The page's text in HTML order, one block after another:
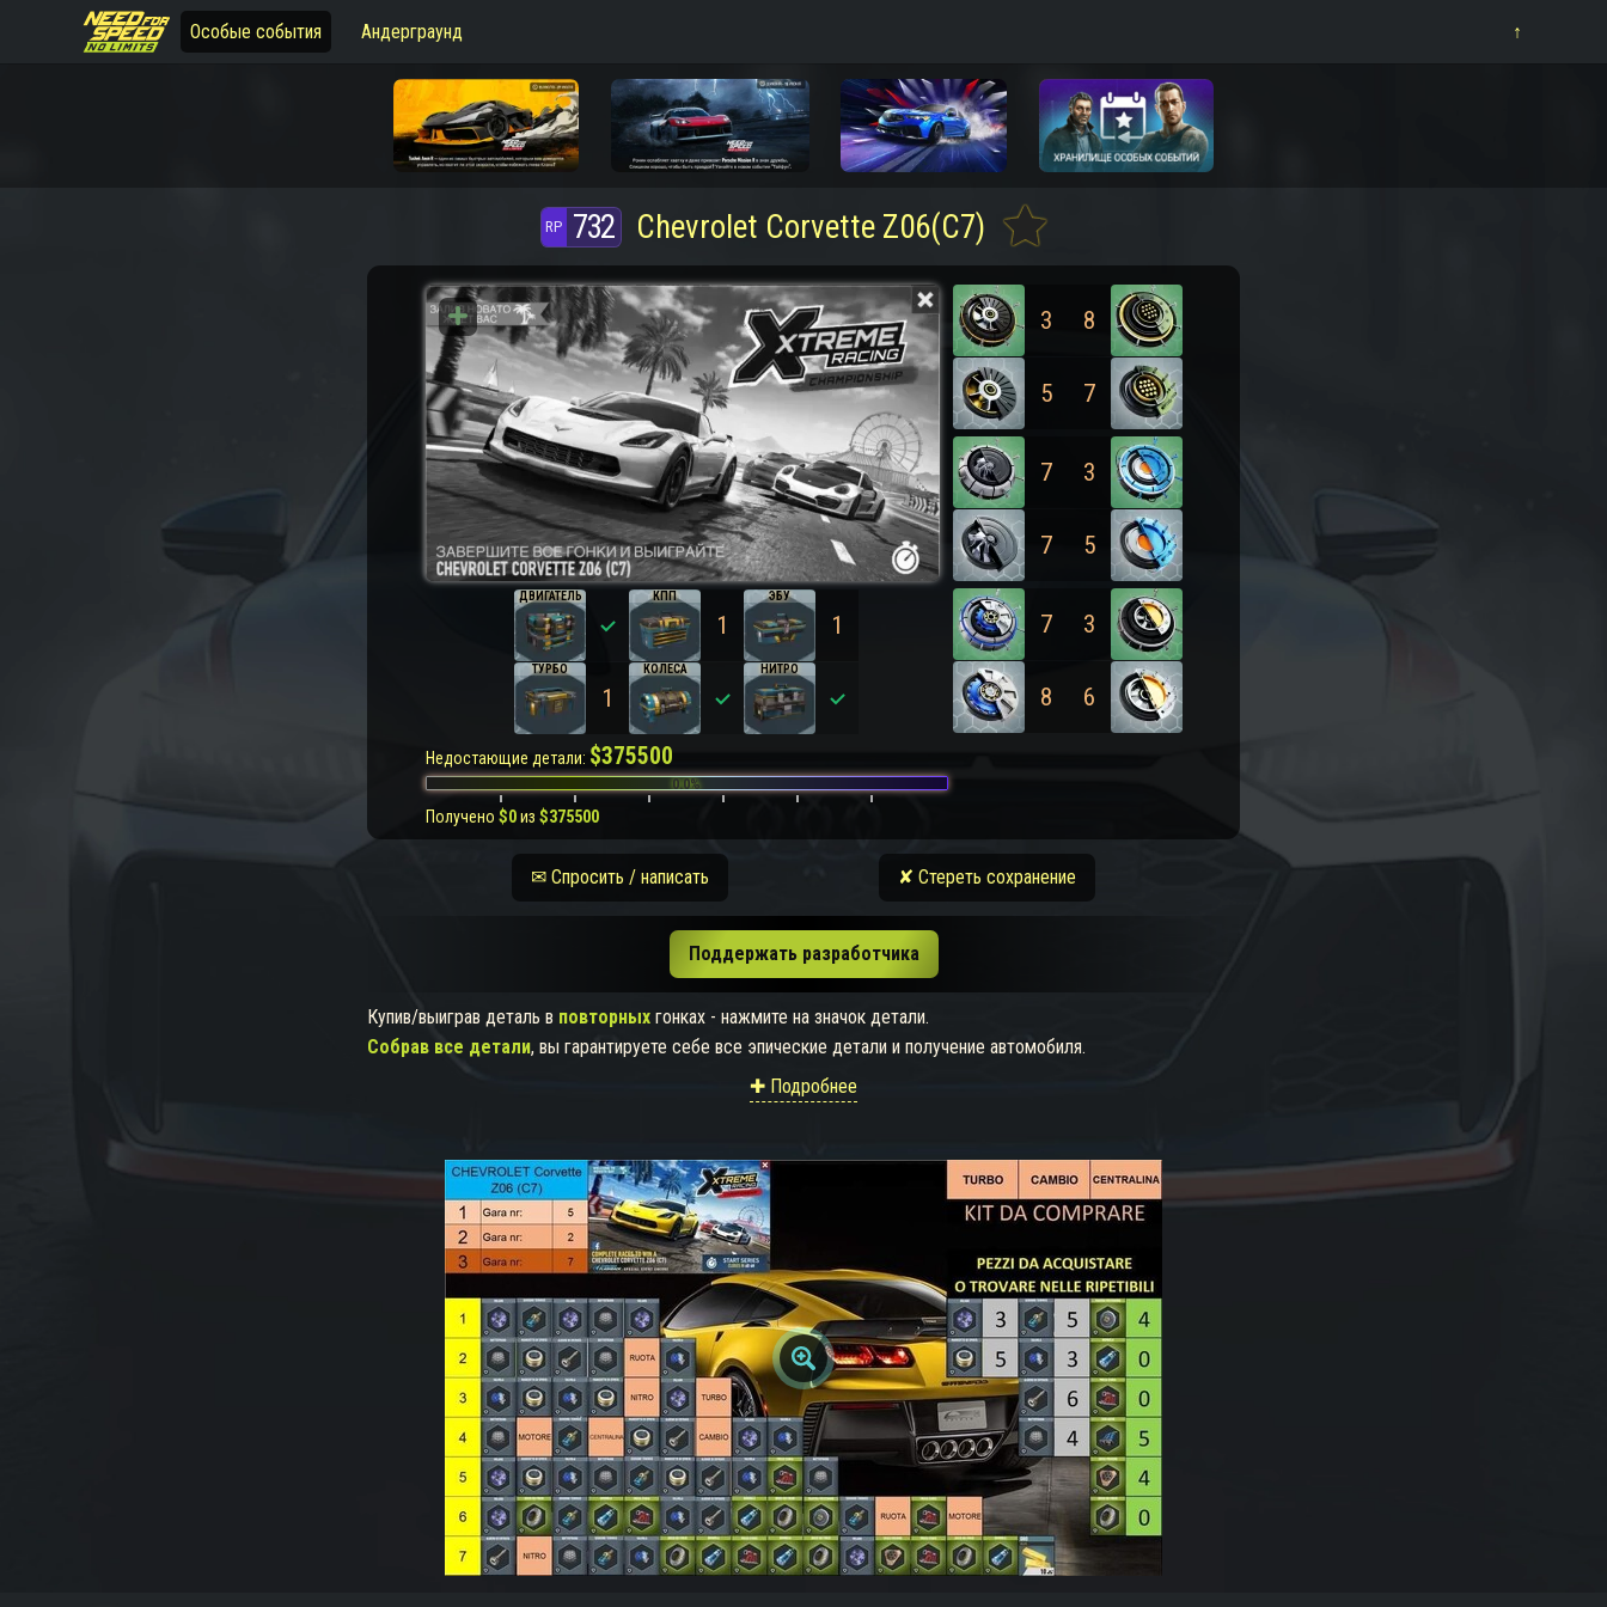
Особые события Андерграунд ⁪⁪⁪↑
732 Chevrolet Corvette Z06(C7)
ДВИГАТЕЛЬ
0
ТУРБО
1
КПП
1
КОЛЕСА
0
ЭБУ
1
НИТРО
0
Недостающие детали: $375500
0.0%
Получено $0из $375500
3 8
5 7
7 3
7 5
7 3
8 6
✉ Спросить / написать ✘ Стереть сохранение
Поддержать разработчика
Купив/выиграв деталь в повторных гонках - нажмите на значок детали.
Собрав все детали, вы гарантируете себе все эпические детали и получение автомобиля.
✚ Подробнее